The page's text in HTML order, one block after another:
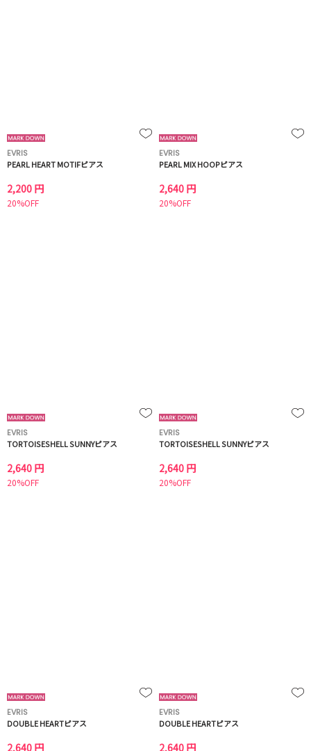
EVRIS
PEARL HEART MOTIFピアス
2,200 円
20%OFF
EVRIS
PEARL MIX HOOPピアス
2,640 円
20%OFF
EVRIS
TORTOISESHELL SUNNYピアス
2,640 円
20%OFF
EVRIS
TORTOISESHELL SUNNYピアス
2,640 円
20%OFF
EVRIS
DOUBLE HEARTピアス
2,640 円
EVRIS
DOUBLE HEARTピアス
2,640 円